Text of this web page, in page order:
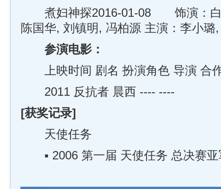
煮妇神探2016-01-08 饰演：白
陈国华, 刘镇明, 冯柏源 主演：李小璐
参演电影：
上映时间 剧名 扮演角色 导演 合
2011 反抗者 晨西 ---- ----
[获奖记录]
天使任务
▪ 2006 第一届 天使任务 总决赛亚